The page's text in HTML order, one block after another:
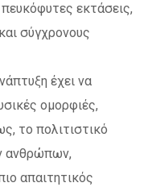
εκτάσεις,
σύγχρονους
έχει να
ομορφιές,
το πολιτιστικό
ανθρώπων,
απαιτητικός